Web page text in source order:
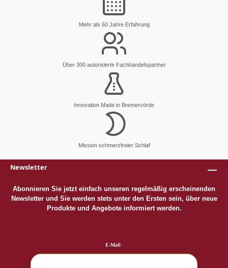
Mehr als 60 Jahre Erfahrung
Über 300 autorisierte Fachhandelspartner
Innovation Made in Bremervörde
Mission schmerzfreier Schlaf
Newsletter
Abonnieren Sie jetzt einfach unseren regelmäßig erscheinenden
Newsletter und Sie werden stets unter den Ersten sein, über neue
Produkte und Angebote informiert werden.
E-Mail*